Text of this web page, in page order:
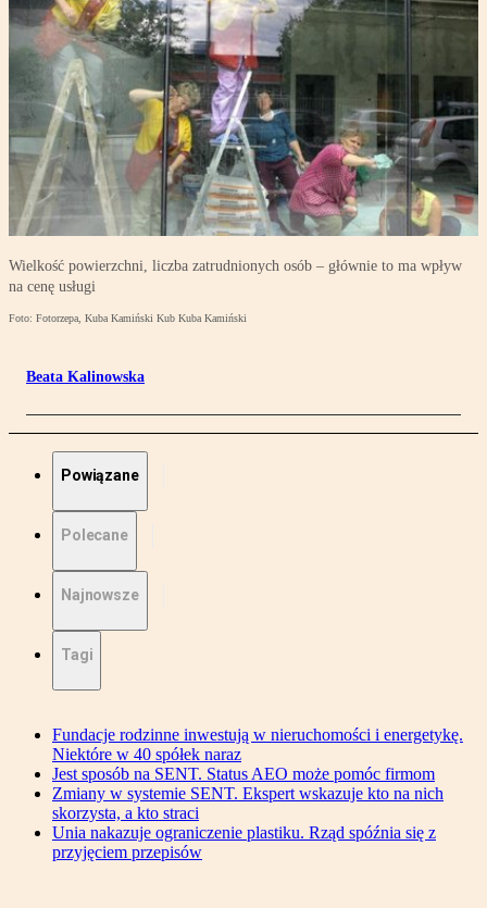
Wielkość powierzchni, liczba zatrudnionych osób – głównie to ma wpływ
na cenę usługi
Foto: Fotorzepa, Kuba Kamiński Kub Kuba Kamiński
Beata Kalinowska
Powiązane
Polecane
Najnowsze
Tagi
Fundacje rodzinne inwestują w nieruchomości i energetykę.
Niektóre w 40 spółek naraz
Jest sposób na SENT. Status AEO może pomóc firmom
Zmiany w systemie SENT. Ekspert wskazuje kto na nich
skorzysta, a kto straci
Unia nakazuje ograniczenie plastiku. Rząd spóźnia się z
przyjęciem przepisów